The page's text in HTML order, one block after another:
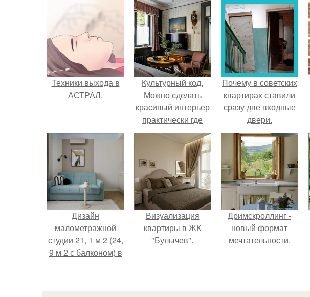
Техники выхода в
АСТРАЛ.
Культурный код.
Можно сделать
красивый интерьер
практически где
угодно.
Почему в советских
квартирах ставили
сразу две входные
двери.
Дизайн
малометражной
студии 21, 1 м 2 (24,
9 м 2 с балконом) в
Визуализация
квартиры в ЖК
"Булычев".
Дримскроллинг -
новый формат
мечтательности.